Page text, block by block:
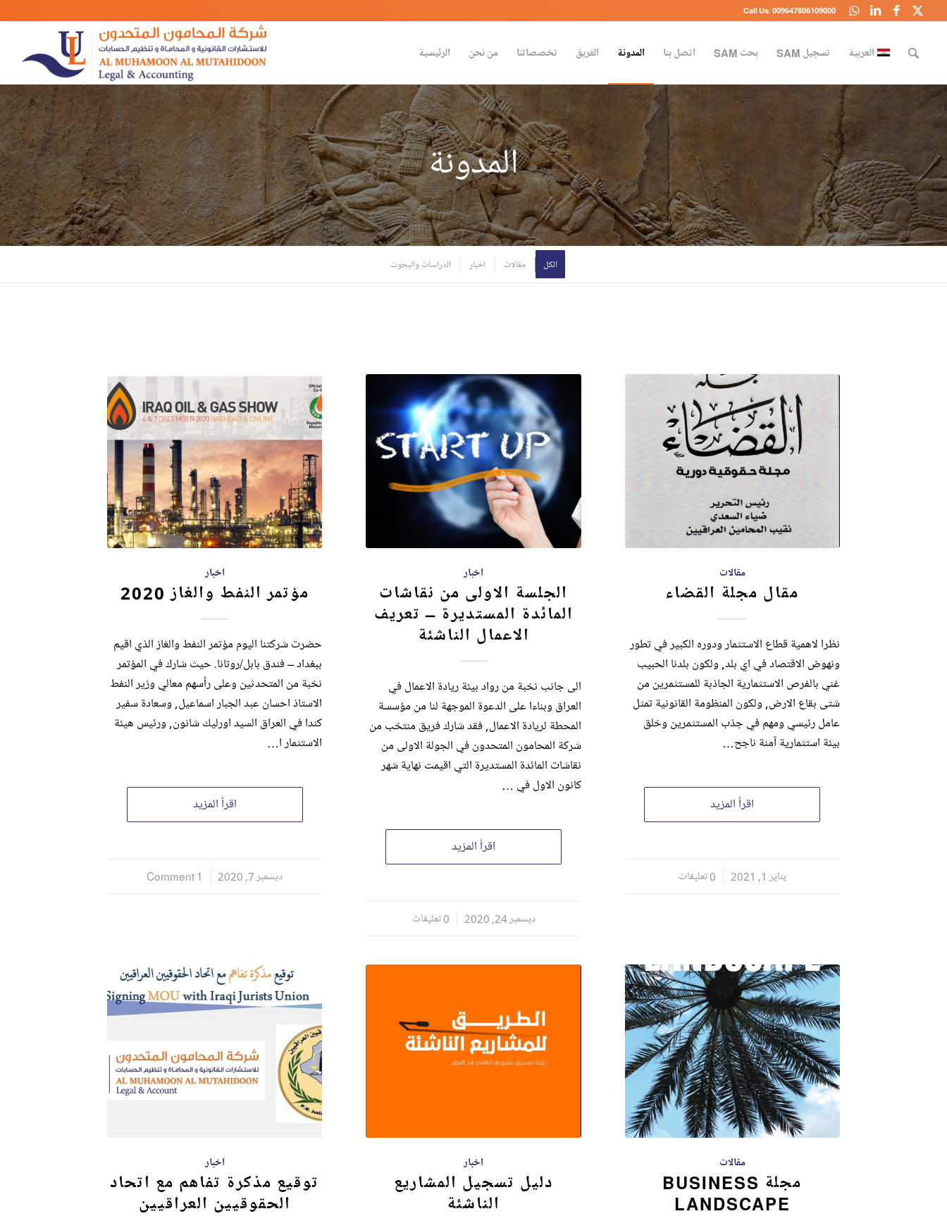
Call Us: 009647806109000
الرئيسية من نحن تخصصاتنا الفريق المدونة اتصل بنا بحث SAM تسجيل SAM العربية
المدونة
الكل مقالات اخبار الدراسات والبحوث
مقالات
مقال مجلة القضاء
نظرا لاهمية قطاع الاستثمار ودوره الكبير في تطور
ونهوض الاقتصاد في اي بلد, ولكون بلدنا الحبيب
غني بالفرص الاستثمارية الجاذبة للمستثمرين من
شتى بقاع الارض, ولكون المنظومة القانونية تمثل
عامل رئيسي ومهم في جذب المستثمرين وخلق
بيئة استثمارية آمنة ناجح…
اقرأ المزيد
يناير 1, 2021 0 تعليقات
اخبار
الجلسة الاولى من نقاشات
المائدة المستديرة – تعريف
الاعمال الناشئة
الى جانب نخبة من رواد بيئة ريادة الاعمال في
العراق وبناءا على الدعوة الموجهة لنا من مؤسسة
المحطة لريادة الاعمال, فقد شارك فريق منتخب من
شركة المحامون المتحدون في الجولة الاولى من
نقاشات المائدة المستديرة التي اقيمت نهاية شهر
كانون الاول في …
اقرأ المزيد
ديسمبر 24, 2020 / 0 تعليقات
اخبار
مؤتمر النفط والغاز 2020
حضرت شركتنا اليوم مؤتمر النفط والغاز الذي اقيم
ببغداد – فندق بابل/روتانا. حيث شارك في المؤتمر
نخبة من المتحدثين وعلى رأسهم معالي وزير النفط
الاستاذ احسان عبد الجبار اسماعيل, وسعادة سفير
كندا في العراق السيد اورليك شانون, ورئيس هيئة
الاستثمار ا…
اقرأ المزيد
ديسمبر 7, 2020 1 Comment
مقالات
مجلة BUSINESS
LANDSCAPE
اخبار
دليل تسجيل المشاريع
الناشئة
اخبار
توقيع مذكرة تفاهم مع اتحاد
الحقوقيين العراقيين